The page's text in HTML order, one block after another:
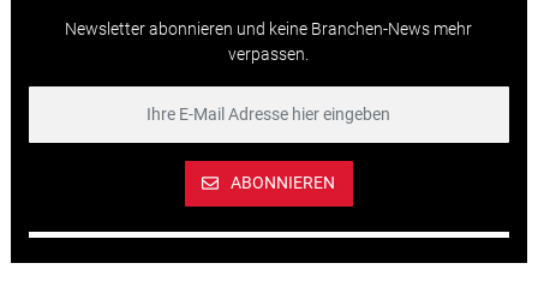
Newsletter abonnieren und keine Branchen-News mehr
verpassen.
ABONNIEREN